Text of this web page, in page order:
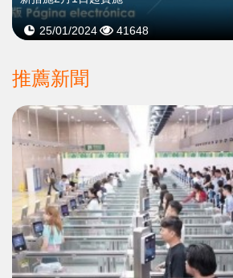
25/01/2024 41648
推薦新聞